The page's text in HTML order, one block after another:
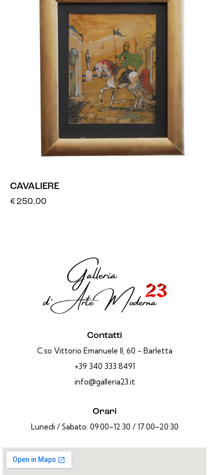
CAVALIERE
€ 250.00
Contatti
C.so Vittorio Emanuele II, 60 - Barletta
+39 340 333 8491
info@galleria23.it
Orari
Lunedi / Sabato: 09.00–12:30 / 17.00–20:30